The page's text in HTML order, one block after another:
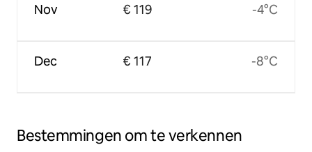
Nov
Dec
€ 119
€ 117
-4°C
-8°C
Bestemmingen om te verkennen